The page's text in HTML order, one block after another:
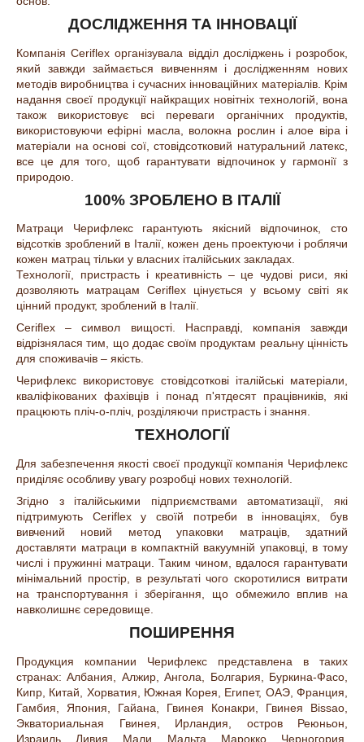
ДОСЛІДЖЕННЯ ТА ІННОВАЦІЇ
Компанія Ceriflex організувала відділ досліджень і розробок,
який завжди займається вивченням і дослідженням нових
методів виробництва і сучасних інноваційних матеріалів. Крім
надання своєї продукції найкращих новітніх технологій, вона
також використовує всі переваги органічних продуктів,
використовуючи ефірні масла, волокна рослин і алое віра і
матеріали на основі сої, стовідсотковий натуральний латекс,
все це для того, щоб гарантувати відпочинок у гармонії з
природою.
100% ЗРОБЛЕНО В ІТАЛІЇ
Матраци Черифлекс гарантують якісний відпочинок, сто
відсотків зроблений в Італії, кожен день проектуючи і роблячи
кожен матрац тільки у власних італійських закладах.
Технології, пристрасть і креативність – це чудові риси, які
дозволяють матрацам Ceriflex цінується у всьому світі як
цінний продукт, зроблений в Італії.
Ceriflex – символ вищості. Насправді, компанія завжди
відрізнялася тим, що додає своїм продуктам реальну цінність
для споживачів – якість.
Черифлекс використовує стовідсоткові італійські матеріали,
кваліфікованих фахівців і понад п'ятдесят працівників, які
працюють пліч-о-пліч, розділяючи пристрасть і знання.
ТЕХНОЛОГІЇ
Для забезпечення якості своєї продукції компанія Черифлекс
приділяє особливу увагу розробці нових технологій.
Згідно з італійськими підприємствами автоматизації, які
підтримують Ceriflex у своїй потреби в інноваціях, був
вивчений новий метод упаковки матраців, здатний
доставляти матраци в компактній вакуумній упаковці, в тому
числі і пружинні матраци. Таким чином, вдалося гарантувати
мінімальний простір, в результаті чого скоротилися витрати
на транспортування і зберігання, що обмежило вплив на
навколишнє середовище.
ПОШИРЕННЯ
Продукция компании Черифлекс представлена в таких
странах: Албания, Алжир, Ангола, Болгария, Буркина-Фасо,
Кипр, Китай, Хорватия, Южная Корея, Египет, ОАЭ, Франция,
Гамбия, Япония, Гайана, Гвинея Конакри, Гвинея Bissao,
Экваториальная Гвинея, Ирландия, остров Реюньон,
Израиль, Ливия, Мали, Мальта, Марокко, Черногория,